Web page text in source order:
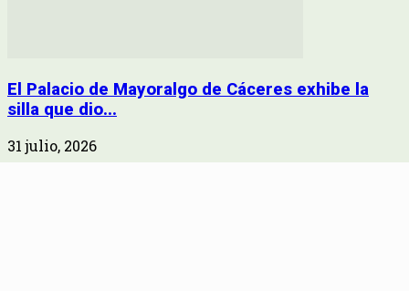
El Palacio de Mayoralgo de Cáceres exhibe la
silla que dio...
31 julio, 2026